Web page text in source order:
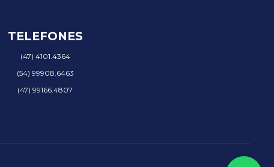
TELEFONES
(47) 4101.4364
(54) 99908.6463
(47) 99166.4807